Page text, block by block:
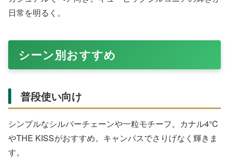
リアス。三日月フォルムがスウィングするユニークな動き
天体モチーフが好きな人にぴったりで、揺れるデザインが
デートをロマンチックに。特徴的なフォルムで個性を出せ
ます。
人気ブランドランキングTOP
女子大学生に人気のブランドをリサーチに基づいてランキ